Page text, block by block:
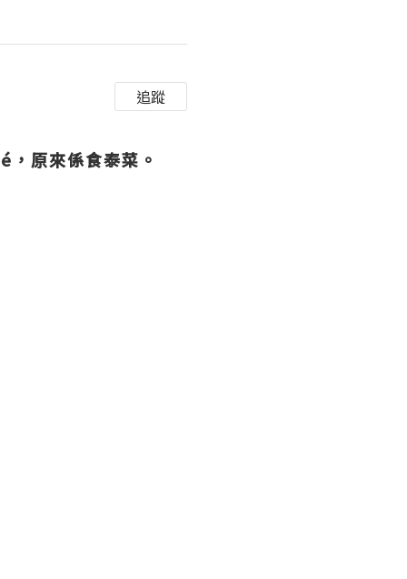
追蹤
原來係食泰菜。